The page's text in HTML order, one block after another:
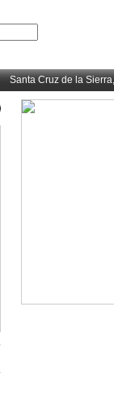
Santa Cruz de la